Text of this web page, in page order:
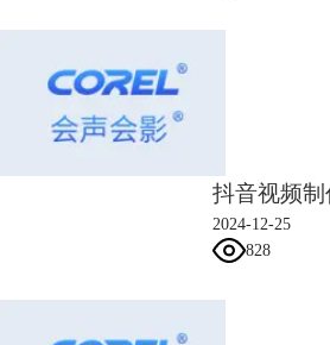
支持多种调色模式，也内置了许多的LUT调
新手，如果有比较高的调色需求，用它就不
起来限制比较多，导出的视频带有水印，很
2024-12-25
828